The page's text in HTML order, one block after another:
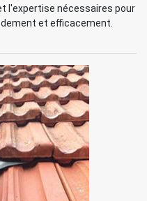
l'expertise nécessaires pour
et efficacement.